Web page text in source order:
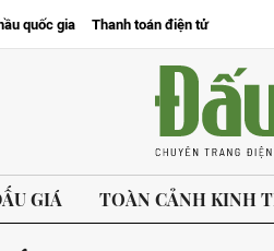
quốc gia Thanh toán điện tử
GIÁ TOÀN CẢNH KINH